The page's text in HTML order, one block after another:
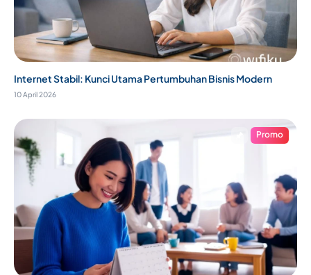
Internet Stabil: Kunci Utama Pertumbuhan Bisnis Modern
10 April 2026
Promo